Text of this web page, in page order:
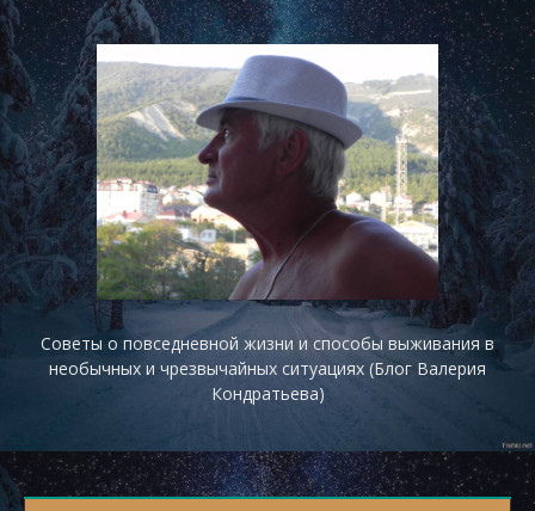
Советы о повседневной жизни и способы выживания в
необычных и чрезвычайных ситуациях (Блог Валерия
Кондратьева)